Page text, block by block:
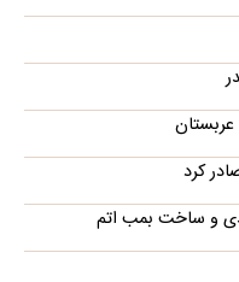
کرد
و ساخت بمب اتم